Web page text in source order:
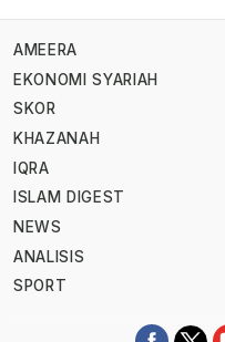
AMEERA
EKONOMI SYARIAH
SKOR
KHAZANAH
IQRA
ISLAM DIGEST
NEWS
ANALISIS
SPORT